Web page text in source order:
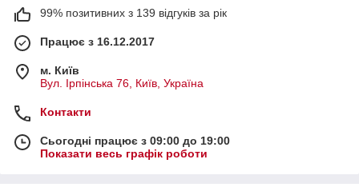
99% позитивних з 139 відгуків за рік
Працює з 16.12.2017
м. Київ
Вул. Ірпінська 76, Київ, Україна
Контакти
Сьогодні працює з 09:00 до 19:00
Показати весь графік роботи